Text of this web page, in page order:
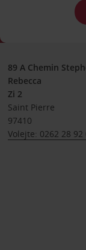
89 A Chemin
Rebecca
Zi 2
Saint Pierre
97410
Volejte: 0262 28 92